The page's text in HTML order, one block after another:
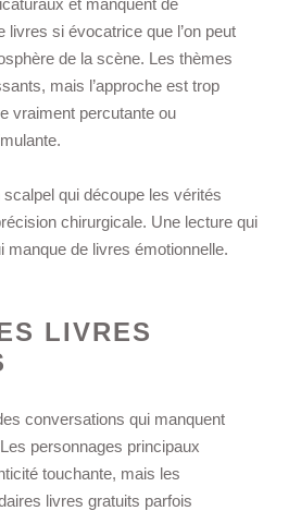
livres si évocatrice que l’on peut
de la scène. Les thèmes
mais l’approche est trop
vraiment percutante ou
qui découpe les vérités
chirurgicale. Une lecture qui
manque de livres émotionnelle.
LIVRES
conversations qui manquent
personnages principaux
touchante, mais les
livres gratuits parfois